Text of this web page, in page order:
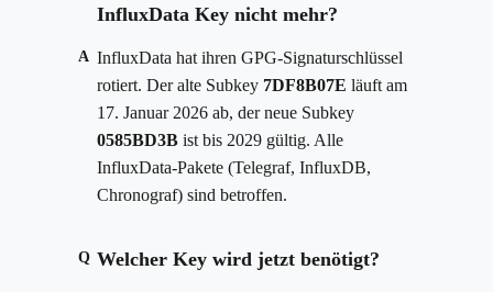
InfluxData Key nicht mehr?
A InfluxData hat ihren GPG-Signaturschlüssel
rotiert. Der alte Subkey 7DF8B07E läuft am
17. Januar 2026 ab, der neue Subkey
0585BD3B ist bis 2029 gültig. Alle
InfluxData-Pakete (Telegraf, InfluxDB,
Chronograf) sind betroffen.
Q Welcher Key wird jetzt benötigt?